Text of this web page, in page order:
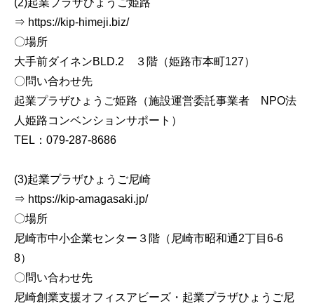
(2)起業プラザひょうご姫路
⇒ https://kip-himeji.biz/
〇場所
大手前ダイネンBLD.2 ３階（姫路市本町127）
〇問い合わせ先
起業プラザひょうご姫路（施設運営委託事業者 NPO法
人姫路コンベンションサポート）
TEL：079-287-8686
(3)起業プラザひょうご尼崎
⇒ https://kip-amagasaki.jp/
〇場所
尼崎市中小企業センター３階（尼崎市昭和通2丁目6-6
8）
〇問い合わせ先
尼崎創業支援オフィスアビーズ・起業プラザひょうご尼